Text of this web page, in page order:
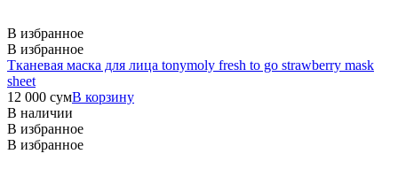
В избранное
В избранное
Тканевая маска для лица tonymoly fresh to go strawberry mask
sheet
12 000 сумВ корзину
В наличии
В избранное
В избранное